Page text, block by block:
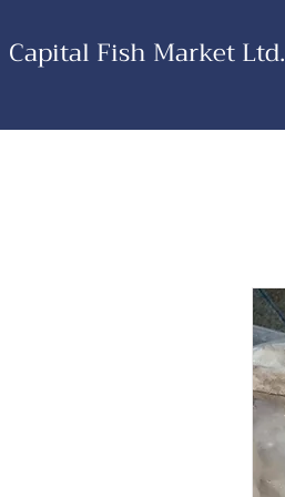
Capital Fish Market Ltd.